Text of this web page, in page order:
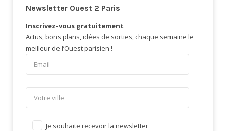
Newsletter Ouest 2 Paris
Inscrivez-vous gratuitement
Actus, bons plans, idées de sorties, chaque semaine le
meilleur de l’Ouest parisien !
Je souhaite recevoir la newsletter